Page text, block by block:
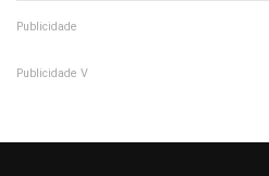
Publicidade
Publicidade V